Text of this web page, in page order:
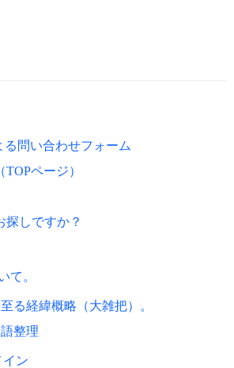
る問い合わせフォーム
ページ）
探しですか？
て。
る経緯概略（大雑把）。
整理
イン